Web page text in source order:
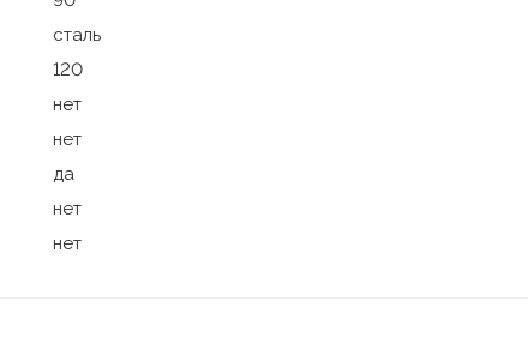
сталь
120
нет
нет
да
нет
нет